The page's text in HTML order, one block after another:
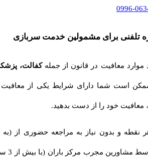
معافیت در قانون از جملهکفالت، پزشکی،
شما دارای شرایط یکی از معافیت ها
خود را از دست بدهید.
و بدون نیاز به مراجعه حضوری از (به جز
تعطیلات رسمی) توسط مشاورین مجرب مرکز باران (با بیش از 3 سال